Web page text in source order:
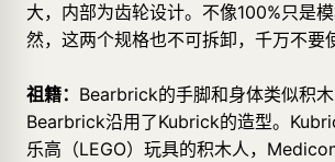
大，内部为齿轮设计。不像100%只是
然，这两个规格也不可拆卸，千万不要
祖籍： Bearbrick的手脚和身体类似积
Bearbrick沿用了Kubrick的造型。
乐高（LEGO）玩具的积木人，